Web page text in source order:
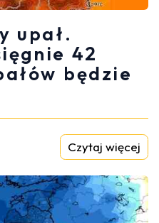
upał.
42
będzie
Czytaj więcej